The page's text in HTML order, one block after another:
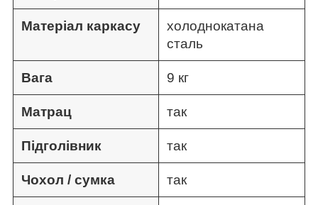
Матеріал каркасу
холоднокатана
сталь
Вага 9 кг
Матрац так
Підголівник так
Чохол / сумка так